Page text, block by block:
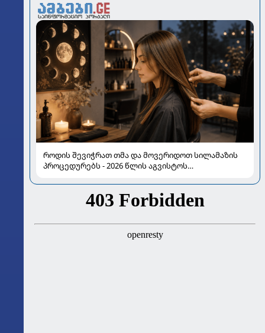
როდის შევიჭრათ თმა და მოვერიდოთ სილამაზის
პროცედურებს - 2026 წლის აგვისტოს